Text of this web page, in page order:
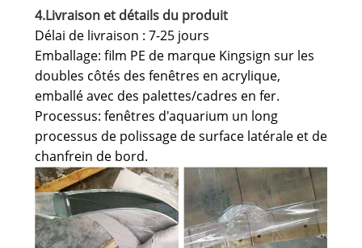
4.Livraison et détails du produit
Délai de livraison : 7-25 jours
Emballage: film PE de marque Kingsign sur les
doubles côtés des fenêtres en acrylique,
emballé avec des palettes/cadres en fer.
Processus: fenêtres d'aquarium un long
processus de polissage de surface latérale et de
chanfrein de bord.